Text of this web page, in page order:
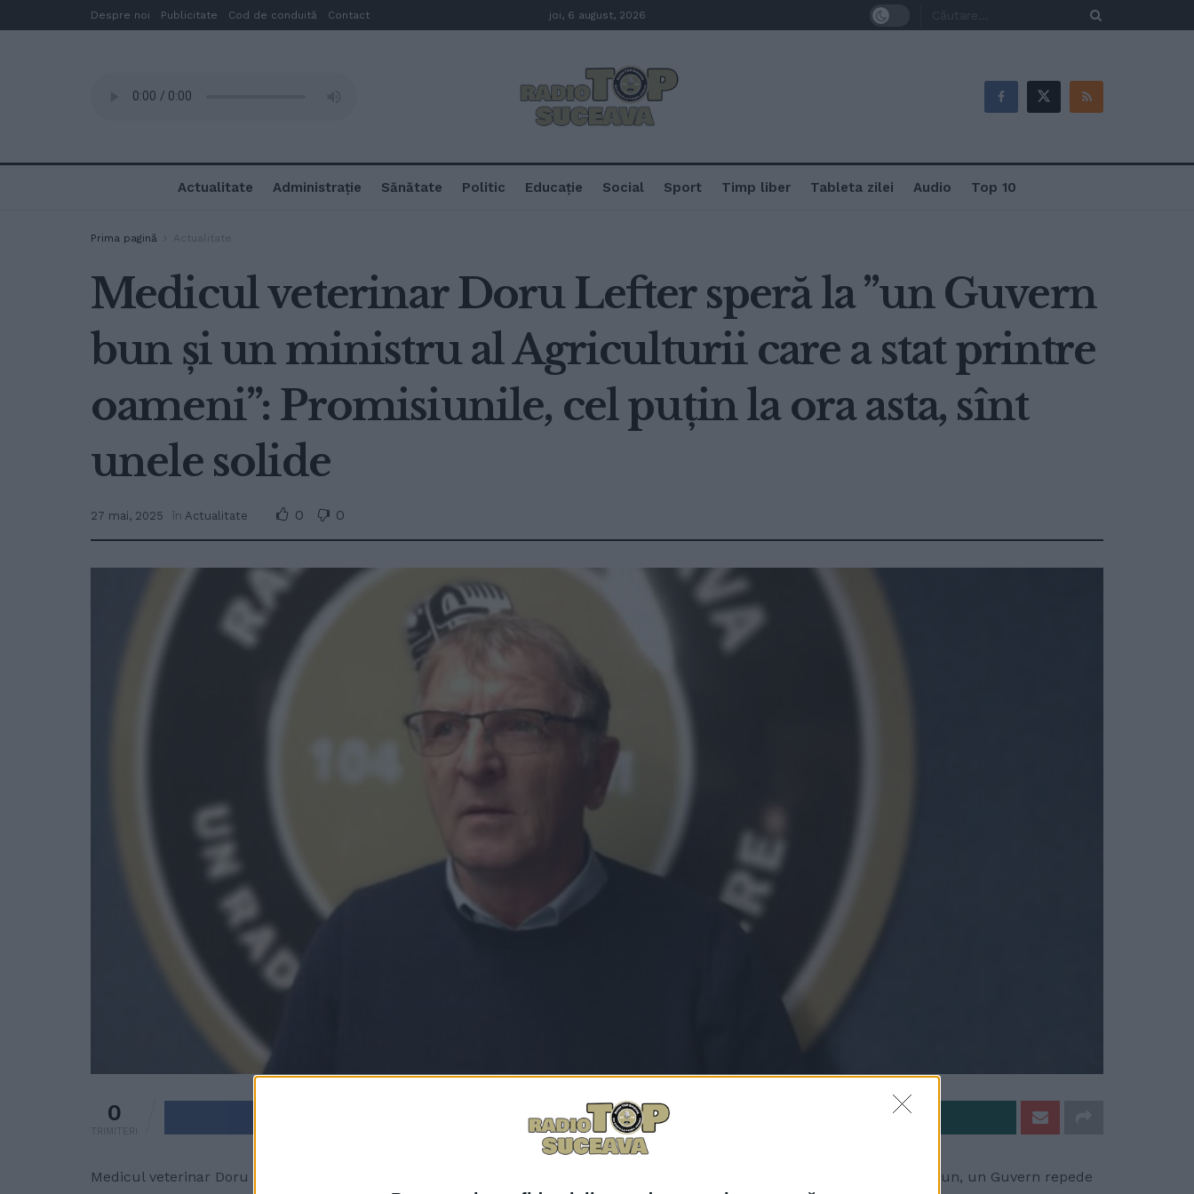
Despre noi Publicitate Cod de conduită Contact joi, 6 august, 2026
Actualitate Administrație Sănătate Politic Educație Social Sport Timp liber Tableta zilei Audio Top 10
Prima pagină Actualitate
Medicul veterinar Doru Lefter speră la ”un Guvern
bun și un ministru al Agriculturii care a stat printre
oameni”: Promisiunile, cel puțin la ora asta, sînt
unele solide
27 mai, 2025 în Actualitate 0 0
0
TRIMITERI
Medicul veterinar Doru Lefter, care este și fermier, speră ca noul președinte al României, Nicușor Dan, ”să aibă un Guvern bun, un Guvern repede